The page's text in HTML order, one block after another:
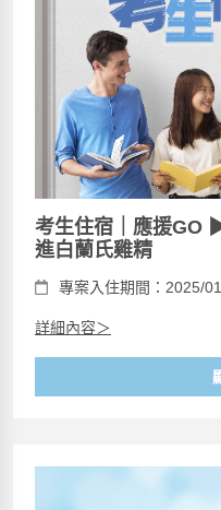
考生住宿｜應援GO
進白蘭氏雞精
專案入住期間：2025/
詳細內容＞